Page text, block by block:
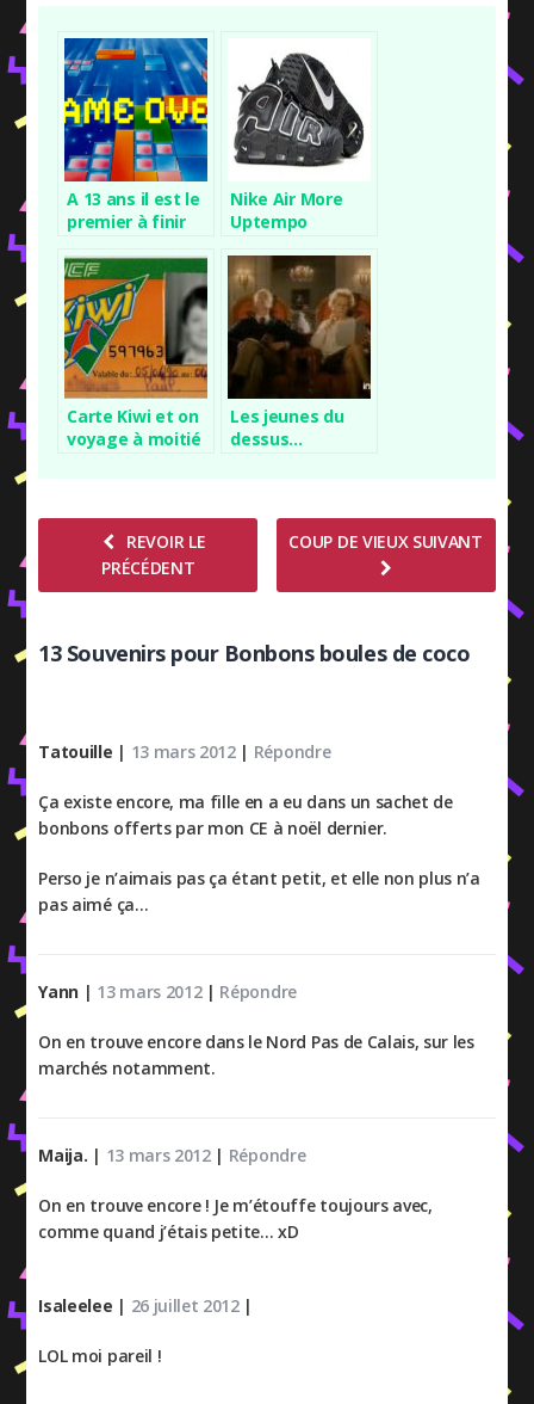
A 13 ans il est le
premier à finir
après sa sortie
sur NES
Nike Air More
Uptempo
Carte Kiwi et on
voyage à moitié
Les jeunes du
dessus…
REVOIR LE
PRÉCÉDENT
COUP DE VIEUX SUIVANT
13 Souvenirs pour Bonbons boules de coco
Tatouille | 13 mars 2012| Répondre
Ça existe encore, ma fille en a eu dans un sachet de
bonbons offerts par mon CE à noël dernier.
Perso je n’aimais pas ça étant petit, et elle non plus n’a
pas aimé ça…
Yann | 13 mars 2012| Répondre
On en trouve encore dans le Nord Pas de Calais, sur les
marchés notamment.
Maija. | 13 mars 2012| Répondre
On en trouve encore ! Je m’étouffe toujours avec,
comme quand j’étais petite… xD
Isaleelee | 26 juillet 2012|
LOL moi pareil !